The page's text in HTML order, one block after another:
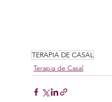
TERAPIA DE CASAL
Terapia de Casal